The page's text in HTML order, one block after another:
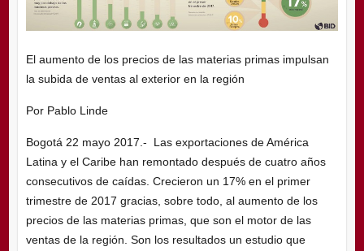
El aumento de los precios de las materias primas impulsan
la subida de ventas al exterior en la región
Por Pablo Linde
Bogotá 22 mayo 2017.- Las exportaciones de América
Latina y el Caribe han remontado después de cuatro años
consecutivos de caídas. Crecieron un 17% en el primer
trimestre de 2017 gracias, sobre todo, al aumento de los
precios de las materias primas, que son el motor de las
ventas de la región. Son los resultados un estudio que